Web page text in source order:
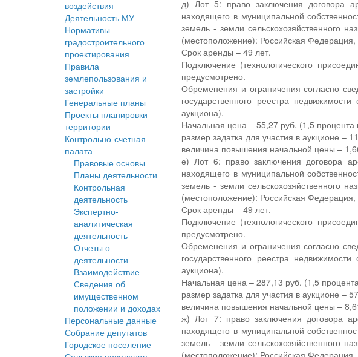
воздействия
Деятельность МУ
Нормативы
градостроительного
проектирования
Правила
землепользования и
застройки
Генеральные планы
Проекты планировки
территории
Контрольно-счетная
палата
Правовые основы
Планы деятельности
Контрольная
деятельность
Экспертно-
аналитическая
деятельность
Отчеты о
деятельности
Взаимодействие
Сведения об
имущественном
положении и доходах
Персональные данные
Собрание депутатов
Городское поселение
д) Лот 5: право заключения договора
находящего в муниципальной
земель - земли сельскохозяйственного
(местоположение): Российская
Срок аренды – 49 лет.
Подключение (технологического
предусмотрено.
Обременения и ограничения согласно
государственного реестра
аукциона).
Начальная цена – 55,27 руб. (1,5 процента
размер задатка для участия в аукционе –
величина повышения начальной цены –
е) Лот 6: право заключения договора
находящего в муниципальной
земель - земли сельскохозяйственного
(местоположение): Российская
Срок аренды – 49 лет.
Подключение (технологического
предусмотрено.
Обременения и ограничения согласно
государственного реестра
аукциона).
Начальная цена – 287,13 руб. (1,5
размер задатка для участия в аукционе –
величина повышения начальной цены –
ж) Лот 7: право заключения договора
находящего в муниципальной
земель - земли сельскохозяйственного